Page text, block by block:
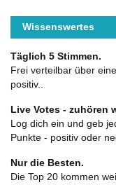
Wissenswertes
Täglich 5 Stimmen.
Frei verteilbar über
positiv..
Live Votes - zuhören
Log dich ein und geb
Punkte - positiv oder
Nur die Besten.
Die Top 20 kommen